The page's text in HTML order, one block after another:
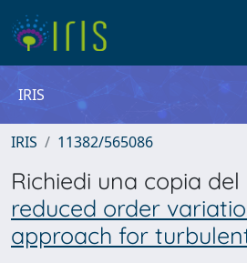
IRIS
IRIS 11382/565086
Richiedi una copia
reduced order
approach for